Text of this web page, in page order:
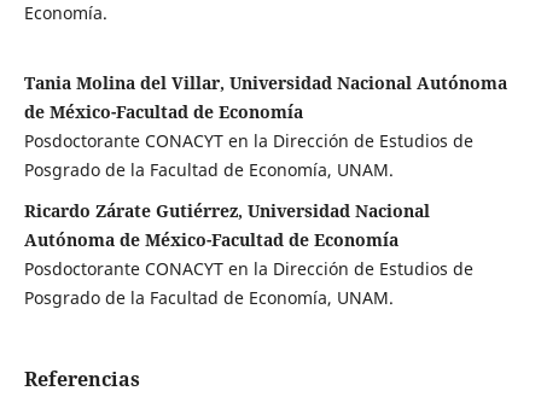
Economía.
Tania Molina del Villar, Universidad Nacional Autónoma
de México-Facultad de Economía
Posdoctorante CONACYT en la Dirección de Estudios de
Posgrado de la Facultad de Economía, UNAM.
Ricardo Zárate Gutiérrez, Universidad Nacional
Autónoma de México-Facultad de Economía
Posdoctorante CONACYT en la Dirección de Estudios de
Posgrado de la Facultad de Economía, UNAM.
Referencias